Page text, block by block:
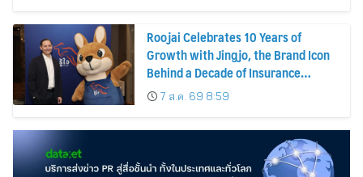
Roojai Celebrates 10 Years of
Growth with Jingjo, the Brand Icon
Behind a Decade of Insurance
Innovation
7 ส.ค. 69 8:59